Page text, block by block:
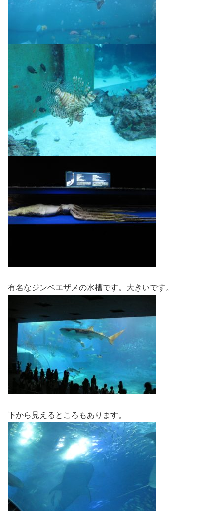
有名なジンベエザメの水槽です。大きいです。
下から見えるところもあります。